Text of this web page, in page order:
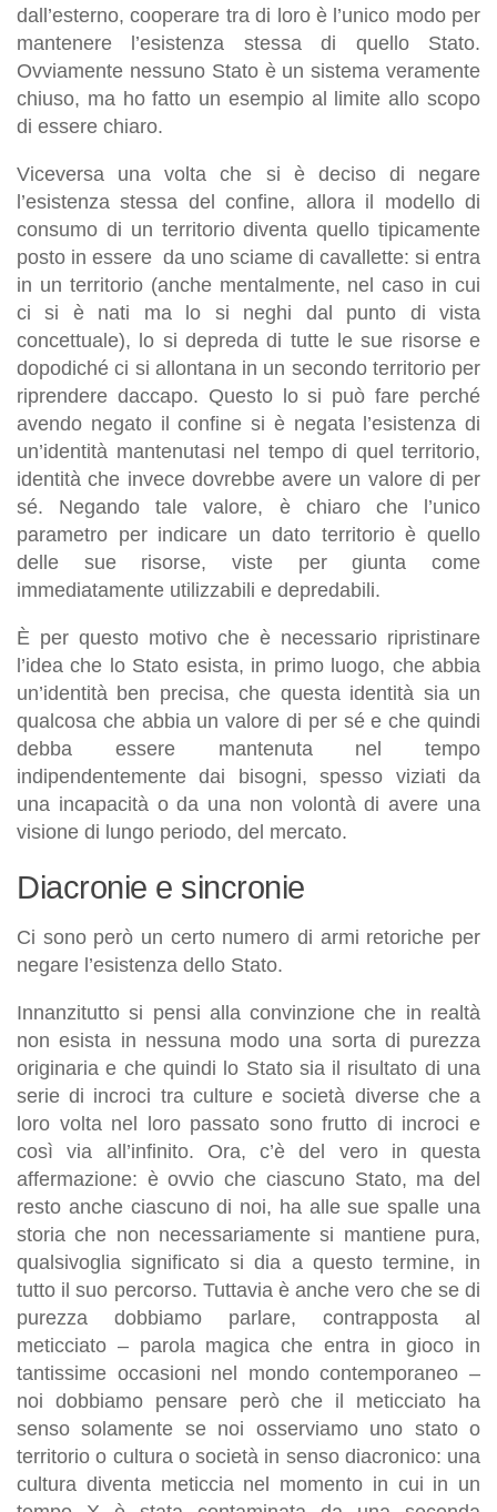
dall’esterno, cooperare tra di loro è l’unico modo per
mantenere l’esistenza stessa di quello Stato.
Ovviamente nessuno Stato è un sistema veramente
chiuso, ma ho fatto un esempio al limite allo scopo
di essere chiaro.
Viceversa una volta che si è deciso di negare
l’esistenza stessa del confine, allora il modello di
consumo di un territorio diventa quello tipicamente
posto in essere da uno sciame di cavallette: si entra
in un territorio (anche mentalmente, nel caso in cui
ci si è nati ma lo si neghi dal punto di vista
concettuale), lo si depreda di tutte le sue risorse e
dopodiché ci si allontana in un secondo territorio per
riprendere daccapo. Questo lo si può fare perché
avendo negato il confine si è negata l’esistenza di
un’identità mantenutasi nel tempo di quel territorio,
identità che invece dovrebbe avere un valore di per
sé. Negando tale valore, è chiaro che l’unico
parametro per indicare un dato territorio è quello
delle sue risorse, viste per giunta come
immediatamente utilizzabili e depredabili.
È per questo motivo che è necessario ripristinare
l’idea che lo Stato esista, in primo luogo, che abbia
un’identità ben precisa, che questa identità sia un
qualcosa che abbia un valore di per sé e che quindi
debba essere mantenuta nel tempo
indipendentemente dai bisogni, spesso viziati da
una incapacità o da una non volontà di avere una
visione di lungo periodo, del mercato.
Diacronie e sincronie
Ci sono però un certo numero di armi retoriche per
negare l’esistenza dello Stato.
Innanzitutto si pensi alla convinzione che in realtà
non esista in nessuna modo una sorta di purezza
originaria e che quindi lo Stato sia il risultato di una
serie di incroci tra culture e società diverse che a
loro volta nel loro passato sono frutto di incroci e
così via all’infinito. Ora, c’è del vero in questa
affermazione: è ovvio che ciascuno Stato, ma del
resto anche ciascuno di noi, ha alle sue spalle una
storia che non necessariamente si mantiene pura,
qualsivoglia significato si dia a questo termine, in
tutto il suo percorso. Tuttavia è anche vero che se di
purezza dobbiamo parlare, contrapposta al
meticciato – parola magica che entra in gioco in
tantissime occasioni nel mondo contemporaneo –
noi dobbiamo pensare però che il meticciato ha
senso solamente se noi osserviamo uno stato o
territorio o cultura o società in senso diacronico: una
cultura diventa meticcia nel momento in cui in un